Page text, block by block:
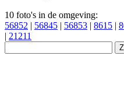
10 foto's in de omgeving:
56852 | 56845 | 56853 | 8615 |
| 21211